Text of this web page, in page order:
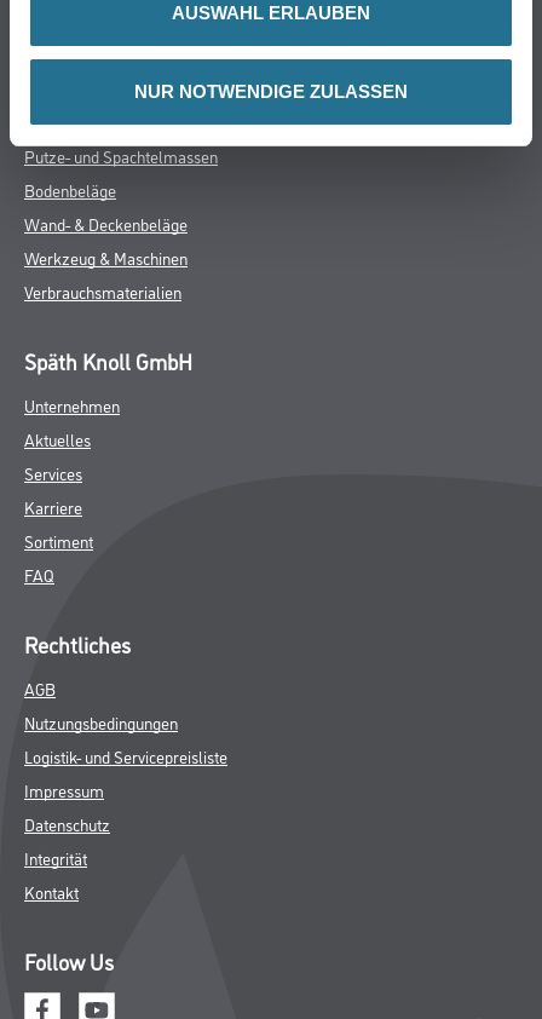
AUSWAHL ERLAUBEN
NUR NOTWENDIGE ZULASSEN
Farbe
Trockenbau
Putze- und Spachtelmassen
Bodenbeläge
Wand- & Deckenbeläge
Werkzeug & Maschinen
Verbrauchsmaterialien
Späth Knoll GmbH
Unternehmen
Aktuelles
Services
Karriere
Sortiment
FAQ
Rechtliches
AGB
Nutzungsbedingungen
Logistik- und Servicepreisliste
Impressum
Datenschutz
Integrität
Kontakt
Follow Us